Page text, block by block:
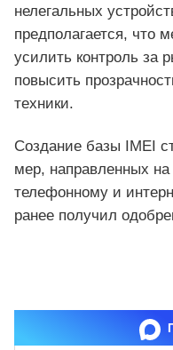
нелегальных
предполагается, что
усилить контроль за
повысить
техники.
Создание базы IMEI
мер, направленных
телефонному и
ранее получил